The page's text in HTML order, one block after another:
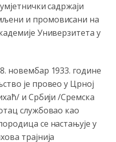
садржаји
и промовисани на
Универзитета у
новембар 1933. године
је провео у Црној
и Србији /Сремска
службовао као
се настањује у
трајнија
8:40
se kačiti sa
dara kao sto je
je mir i Boziji blagosov!